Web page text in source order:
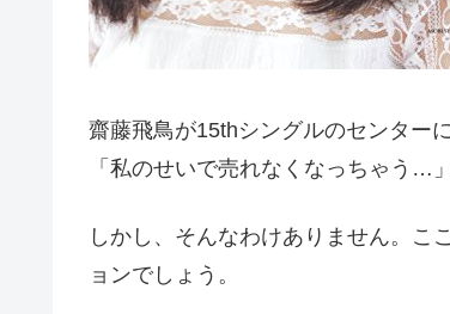
齋藤飛鳥が15thシングルのセンター
「私のせいで売れなくなっちゃう…
しかし、そんなわけありません。こ
ョンでしょう。